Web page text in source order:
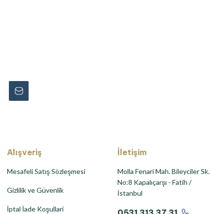
Alışveriş
Mesafeli Satış Sözleşmesi
Gizlilik ve Güvenlik
İptal İade Koşullari
İletişim
Molla Fenari Mah. Bileyciler Sk.
No:8 Kapalıçarşı - Fatih /
İstanbul